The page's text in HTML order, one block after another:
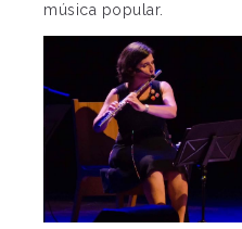
música popular.